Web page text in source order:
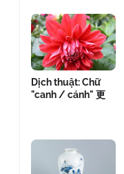
Dịch thuật: Chữ
"canh / cánh" 更